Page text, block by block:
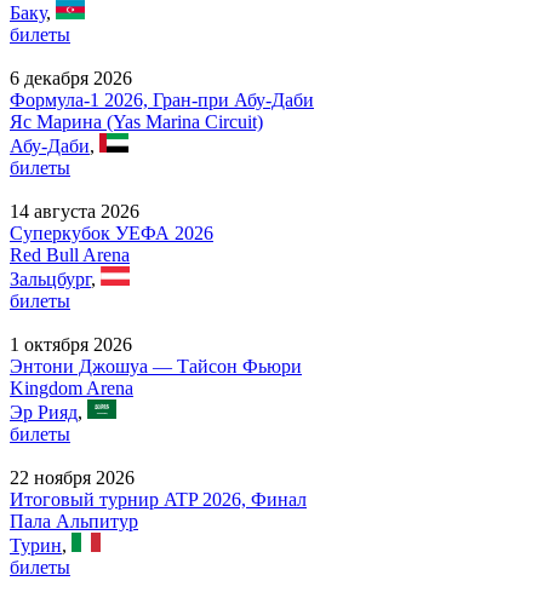
Баку,
билеты
6 декабря 2026
Формула-1 2026, Гран-при Абу-Даби
Яс Марина (Yas Marina Circuit)
Абу-Даби,
билеты
14 августа 2026
Суперкубок УЕФА 2026
Red Bull Arena
Зальцбург,
билеты
1 октября 2026
Энтони Джошуа — Тайсон Фьюри
Kingdom Arena
Эр Рияд,
билеты
22 ноября 2026
Итоговый турнир ATP 2026, Финал
Пала Альпитур
Турин,
билеты